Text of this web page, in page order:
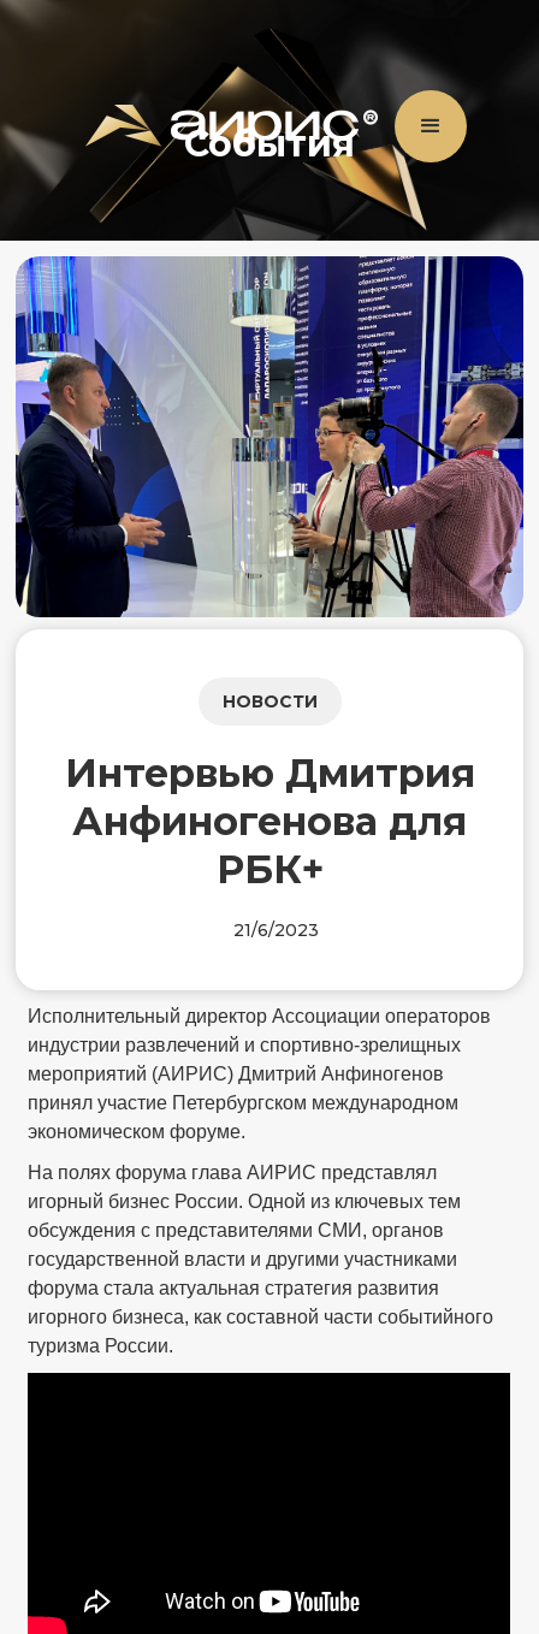
События
НОВОСТИ
Интервью Дмитрия
Анфиногенова для
РБК+
21/6/2023
Исполнительный директор Ассоциации операторов
индустрии развлечений и спортивно-зрелищных
мероприятий (АИРИС) Дмитрий Анфиногенов
принял участие Петербургском международном
экономическом форуме.
На полях форума глава АИРИС представлял
игорный бизнес России. Одной из ключевых тем
обсуждения с представителями СМИ, органов
государственной власти и другими участниками
форума стала актуальная стратегия развития
игорного бизнеса, как составной части событийного
туризма России.